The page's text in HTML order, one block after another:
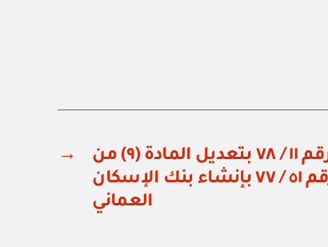
→
مرسوم سلطاني رقم ١١ / ٧٨ بتعديل المادة (٩) من
المرسوم السلطاني رقم ٥١ / ٧٧ بإنشاء بنك الإسكان
العماني